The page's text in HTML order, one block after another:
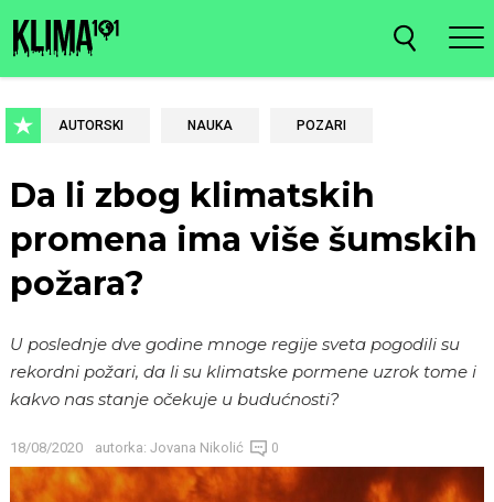
AUTORSKI NAUKA POZARI
Da li zbog klimatskih
promena ima više šumskih
požara?
U poslednje dve godine mnoge regije sveta pogodili su
rekordni požari, da li su klimatske pormene uzrok tome i
kakvo nas stanje očekuje u budućnosti?
18/08/2020 autorka: Jovana Nikolić 0